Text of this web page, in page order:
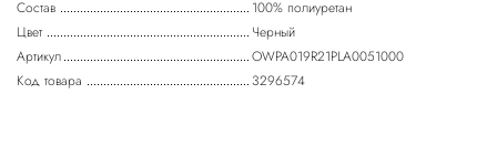
Состав
100% полиуретан
Цвет
Черный
Артикул
OWPA019R21PLA0051000
Код товара
3296574